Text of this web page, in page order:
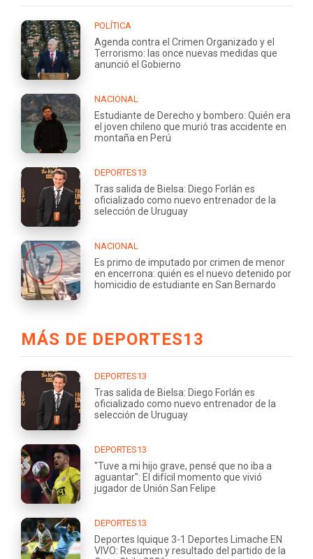
POLÍTICA
Agenda contra el Crimen Organizado y el
Terrorismo: las once nuevas medidas que
anunció el Gobierno
NACIONAL
Estudiante de Derecho y bombero: Quién era
el joven chileno que murió tras accidente en
montaña en Perú
DEPORTES13
Tras salida de Bielsa: Diego Forlán es
oficializado como nuevo entrenador de la
selección de Uruguay
NACIONAL
Es primo de imputado por crimen de menor
en encerrona: quién es el nuevo detenido por
homicidio de estudiante en San Bernardo
MÁS DE DEPORTES13
DEPORTES13
Tras salida de Bielsa: Diego Forlán es
oficializado como nuevo entrenador de la
selección de Uruguay
DEPORTES13
"Tuve a mi hijo grave, pensé que no iba a
aguantar": El difícil momento que vivió
jugador de Unión San Felipe
DEPORTES13
Deportes Iquique 3-1 Deportes Limache EN
VIVO: Resumen y resultado del partido de la